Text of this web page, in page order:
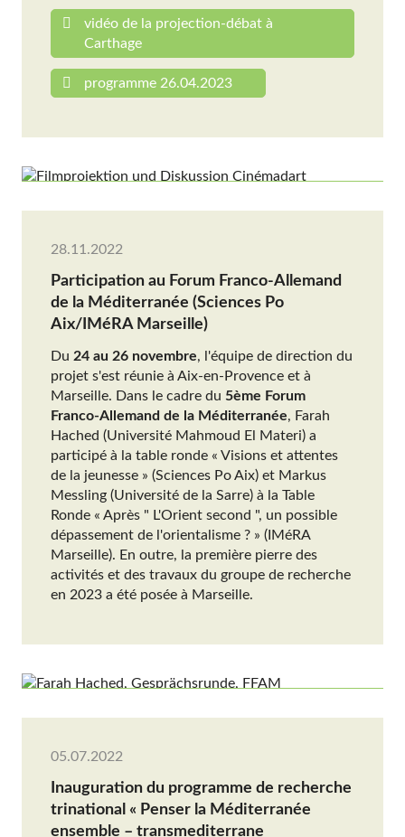
vidéo de la projection-débat à
Carthage
programme 26.04.2023
28.11.2022
Participation au Forum Franco-Allemand
de la Méditerranée (Sciences Po
Aix/IMéRA Marseille)
Du 24 au 26 novembre, l'équipe de direction du
projet s'est réunie à Aix-en-Provence et à
Marseille. Dans le cadre du 5ème Forum
Franco-Allemand de la Méditerranée, Farah
Hached (Université Mahmoud El Materi) a
participé à la table ronde « Visions et attentes
de la jeunesse » (Sciences Po Aix) et Markus
Messling (Université de la Sarre) à la Table
Ronde « Après " L'Orient second ", un possible
dépassement de l'orientalisme ? » (IMéRA
Marseille). En outre, la première pierre des
activités et des travaux du groupe de recherche
en 2023 a été posée à Marseille.
05.07.2022
Inauguration du programme de recherche
trinational « Penser la Méditerranée
ensemble – transmediterrane